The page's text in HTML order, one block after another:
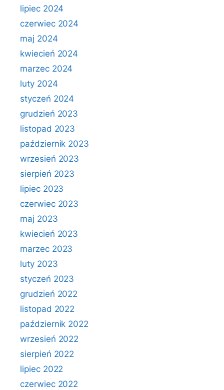
lipiec 2024
czerwiec 2024
maj 2024
kwiecień 2024
marzec 2024
luty 2024
styczeń 2024
grudzień 2023
listopad 2023
październik 2023
wrzesień 2023
sierpień 2023
lipiec 2023
czerwiec 2023
maj 2023
kwiecień 2023
marzec 2023
luty 2023
styczeń 2023
grudzień 2022
listopad 2022
październik 2022
wrzesień 2022
sierpień 2022
lipiec 2022
czerwiec 2022